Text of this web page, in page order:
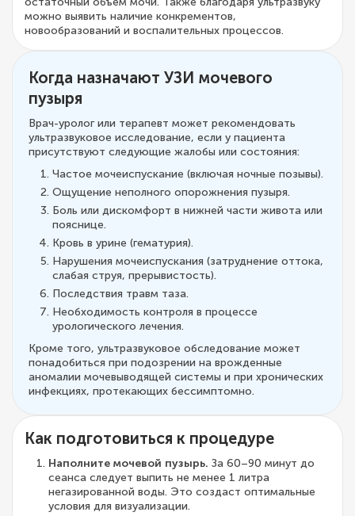
можно выявить наличие конкрементов,
новообразований и воспалительных процессов.
Когда назначают УЗИ мочевого
пузыря
Врач-уролог или терапевт может рекомендовать
ультразвуковое исследование, если у пациента
присутствуют следующие жалобы или состояния:
Частое мочеиспускание (включая ночные позывы).
Ощущение неполного опорожнения пузыря.
Боль или дискомфорт в нижней части живота или
пояснице.
Кровь в урине (гематурия).
Нарушения мочеиспускания (затруднение оттока,
слабая струя, прерывистость).
Последствия травм таза.
Необходимость контроля в процессе
урологического лечения.
Кроме того, ультразвуковое обследование может
понадобиться при подозрении на врожденные
аномалии мочевыводящей системы и при хронических
инфекциях, протекающих бессимптомно.
Как подготовиться к процедуре
Наполните мочевой пузырь. За 60–90 минут до
сеанса следует выпить не менее 1 литра
негазированной воды. Это создаст оптимальные
условия для визуализации.